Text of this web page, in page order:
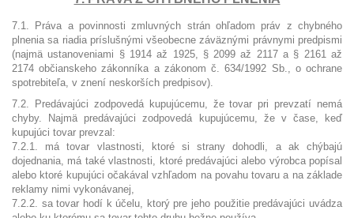
7.1. Práva a povinnosti zmluvných strán ohľadom práv z chybného
plnenia sa riadia príslušnými všeobecne záväznými právnymi predpismi
(najmä ustanoveniami § 1914 až 1925, § 2099 až 2117 a § 2161 až
2174 občianskeho zákonníka a zákonom č. 634/1992 Sb., o ochrane
spotrebiteľa, v znení neskorších predpisov).
7.2. Predávajúci zodpovedá kupujúcemu, že tovar pri prevzatí nemá
chyby. Najmä predávajúci zodpovedá kupujúcemu, že v čase, keď
kupujúci tovar prevzal:
7.2.1. má tovar vlastnosti, ktoré si strany dohodli, a ak chýbajú
dojednania, má také vlastnosti, ktoré predávajúci alebo výrobca popísal
alebo ktoré kupujúci očakával vzhľadom na povahu tovaru a na základe
reklamy nimi vykonávanej,
7.2.2. sa tovar hodí k účelu, ktorý pre jeho použitie predávajúci uvádza